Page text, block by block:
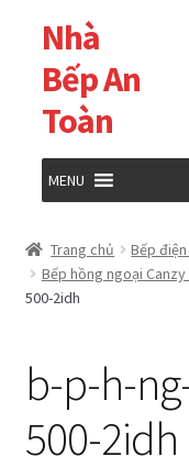
Đi
đến
Điều
hướng
Chuyển
đến
nội
dung
Nhà
Bếp An
Toàn
MENU
Cửa hàng
Tài khoản của tôi
Trang chủ Bếp
Bếp hồng ngoại Canzy
500-2idh
b-p-h-
500-2idh